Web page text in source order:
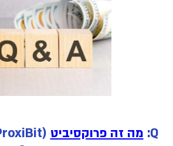
Q: מה זה פרוקסיביט